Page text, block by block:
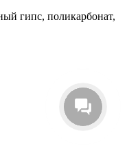
гипс, поликарбонат,